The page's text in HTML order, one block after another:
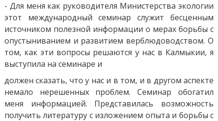
- Для меня как руководителя Министерства экологии
этот международный семинар служит бесценным
источником полезной информации о мерах борьбы с
опустыниванием и развитием верблюдоводством. О
том, как эти вопросы решаются у нас в Калмыкии, я
выступила на семинаре и
должен сказать, что у нас и в том, и в другом аспекте
немало нерешенных проблем. Семинар обогатил
меня информацией. Представилась возможность
получить литературу с изложением опыта и борьбы с